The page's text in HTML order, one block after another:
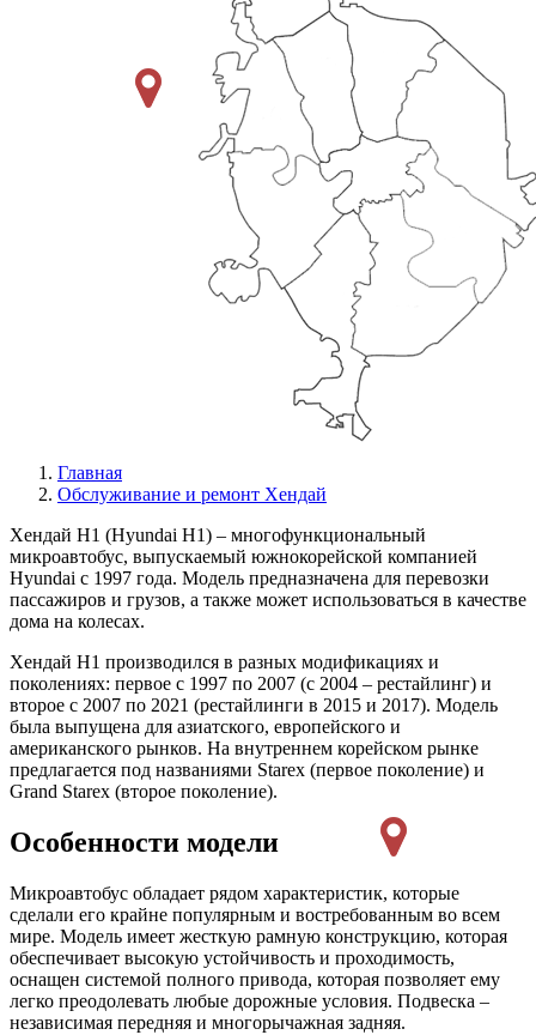
Главная
Обслуживание и ремонт Хендай
Хендай Н1 (Hyundai H1) – многофункциональный
микроавтобус, выпускаемый южнокорейской компанией
Hyundai с 1997 года. Модель предназначена для перевозки
пассажиров и грузов, а также может использоваться в качестве
дома на колесах.
Хендай H1 производился в разных модификациях и
поколениях: первое с 1997 по 2007 (с 2004 – рестайлинг) и
второе с 2007 по 2021 (рестайлинги в 2015 и 2017). Модель
была выпущена для азиатского, европейского и
американского рынков. На внутреннем корейском рынке
предлагается под названиями Starex (первое поколение) и
Grand Starex (второе поколение).
Особенности модели
Микроавтобус обладает рядом характеристик, которые
сделали его крайне популярным и востребованным во всем
мире. Модель имеет жесткую рамную конструкцию, которая
обеспечивает высокую устойчивость и проходимость,
оснащен системой полного привода, которая позволяет ему
легко преодолевать любые дорожные условия. Подвеска –
независимая передняя и многорычажная задняя.